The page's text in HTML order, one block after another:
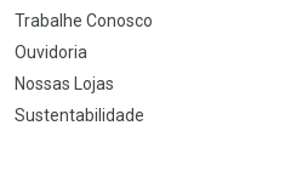
Trabalhe Conosco
Ouvidoria
Nossas Lojas
Sustentabilidade